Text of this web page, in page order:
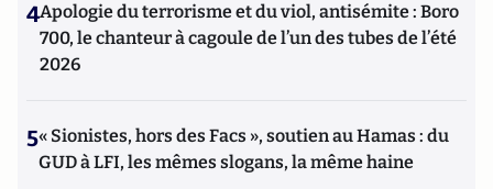
4Apologie du terrorisme et du viol, antisémite : Boro
700, le chanteur à cagoule de l’un des tubes de l’été
2026
5« Sionistes, hors des Facs », soutien au Hamas : du
GUD à LFI, les mêmes slogans, la même haine